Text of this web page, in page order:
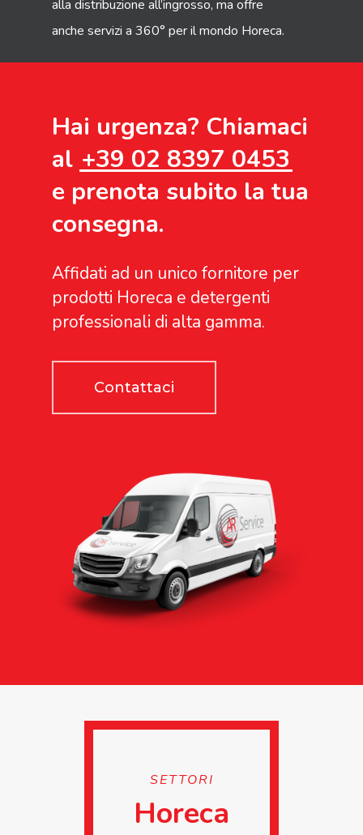
alla distribuzione all’ingrosso, ma offre
anche servizi a 360° per il mondo Horeca.
Hai urgenza? Chiamaci
al +39 02 8397 0453
e prenota subito la tua
consegna.
Affidati ad un unico fornitore per
prodotti Horeca e detergenti
professionali di alta gamma.
Contattaci
SETTORI
Horeca